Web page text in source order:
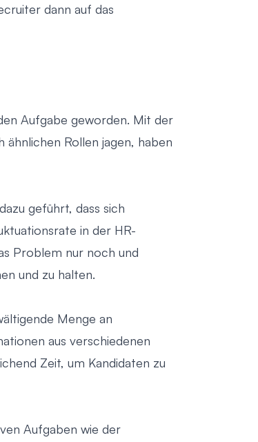
dann auf das
Aufgabe geworden. Mit der
Rollen jagen, haben
geführt, dass sich
in der HR-
Problem nur noch und
und zu halten.
Menge an
aus verschiedenen
Zeit, um Kandidaten zu
Aufgaben wie der